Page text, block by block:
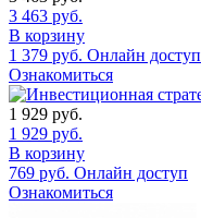
3 463 руб.
В корзину
1 379 руб. Онлайн доступ
Ознакомиться
1 929 руб.
1 929 руб.
В корзину
769 руб. Онлайн доступ
Ознакомиться